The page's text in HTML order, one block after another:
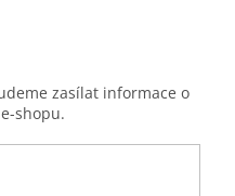
zasílat informace o
shopu.